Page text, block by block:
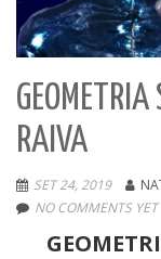
RAIVA
SET 24, 2019
NO COMMENTS YET